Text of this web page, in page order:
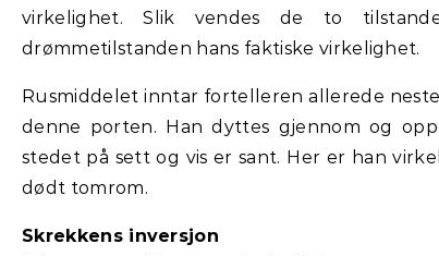
virkelighet. Slik vendes de to
drømmetilstanden hans faktiske virkelighet.
Rusmiddelet inntar fortelleren allerede
denne porten. Han dyttes gjennom og
stedet på sett og vis er sant. Her er han
dødt tomrom.
Skrekkens inversjon